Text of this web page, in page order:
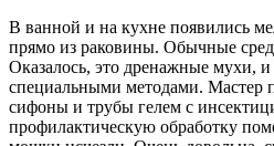
В ванной и на кухне появились
прямо из раковины. Обычные
Оказалось, это дренажные мухи,
специальными методами. Мастер
сифоны и трубы гелем с
профилактическую обработку